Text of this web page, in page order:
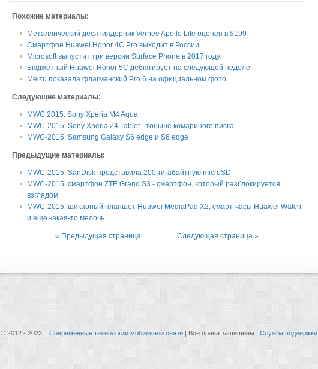
Похожие материалы:
Металлический десятиядерник Vernee Apollo Lite оценен в $199
Смартфон Huawei Honor 4C Pro выходит в России
Microsoft выпустит три версии Surface Phone в 2017 году
Бюджетный Huawei Honor 5C дебютирует на следующей неделе
Meizu показала флагманский Pro 6 на официальном фото
Следующие материалы:
MWC 2015: Sony Xperia M4 Aqua
MWC-2015: Sony Xperia Z4 Tablet - тоньше комариного писка
MWC-2015: Samsung Galaxy S6 edge и S6 edge
Предыдущие материалы:
MWC-2015: SanDisk представила 200-гигабайтную microSD
MWC-2015: смартфон ZTE Grand S3 - смартфон, который разблокируется
взглядом
MWC-2015: шикарный планшет Huawei MediaPad X2, смарт-часы Huawei Watch
и еще какая-то мелочь
« Предыдущая страница Следующая страница »
© 2012 - 2023 :: Современные технологии мобильной связи| Все права защищены | Служба поддержки